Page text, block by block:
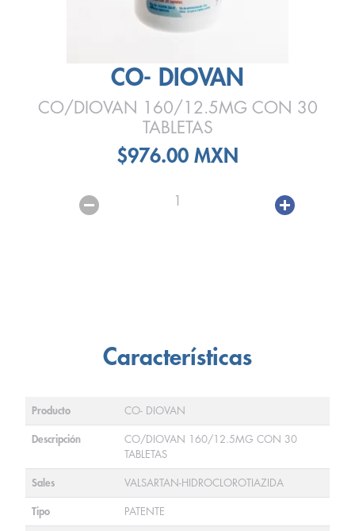
CO- DIOVAN
CO/DIOVAN 160/12.5MG CON 30
TABLETAS
$976.00 MXN
1
Características
Producto CO- DIOVAN
Descripción
CO/DIOVAN 160/12.5MG CON 30
TABLETAS
Sales VALSARTAN-HIDROCLOROTIAZIDA
Tipo PATENTE